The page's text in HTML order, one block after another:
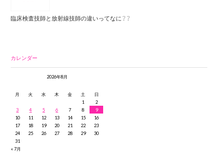
臨床検査技師と放射線技師の違いってなに？？
カレンダー
2026年8月
月 火 水 木 金 土
日
1
2
3
4 5 6 7 8
9
10
11 12 13 14 15
16
17
18 19 20 21 22
23
24
25 26 27 28 29
30
31
« 7月